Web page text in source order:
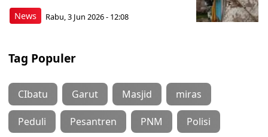
News Rabu, 3 Jun 2026 - 12:08
Tag Populer
CIbatu Garut Masjid miras
Peduli Pesantren PNM Polisi